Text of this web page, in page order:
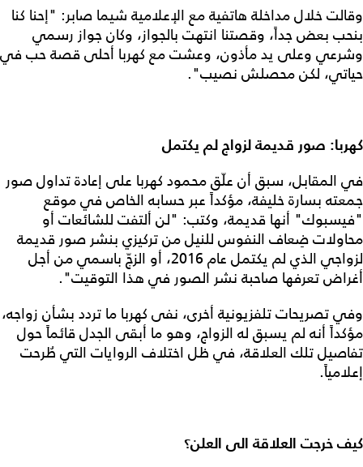
وقالت خلال مداخلة هاتفية مع الإعلامية شيما صابر: "إحنا كنا
بنحب بعض جداً، وقصتنا انتهت بالجواز، وكان جواز رسمي
وشرعي وعلى يد مأذون، وعشت مع كهربا أحلى قصة حب في
حياتي، لكن محصلش نصيب".
كهربا: صور قديمة لزواج لم يكتمل
في المقابل، سبق أن علّق محمود كهربا على إعادة تداول صور
جمعته بسارة خليفة، مؤكداً عبر حسابه الخاص في موقع
"فيسبوك" أنها قديمة، وكتب: "لن ألتفت للشائعات أو
محاولات ضِعاف النفوس للنيل من تركيزي بنشر صور قديمة
لزواجي الذي لم يكتمل عام 2016، أو الزجّ باسمي من أجل
أغراض تعرفها صاحبة نشر الصور في هذا التوقيت".
وفي تصريحات تلفزيونية أخرى، نفى كهربا ما تردد بشأن زواجه،
مؤكداً أنه لم يسبق له الزواج، وهو ما أبقى الجدل قائماً حول
تفاصيل تلك العلاقة، في ظل اختلاف الروايات التي طُرحت
إعلامياً.
كيف خرجت العلاقة الى العلن؟